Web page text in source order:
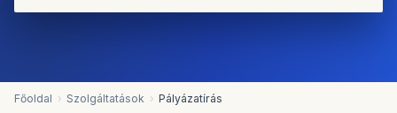
Főoldal Szolgáltatások Pályázatírás